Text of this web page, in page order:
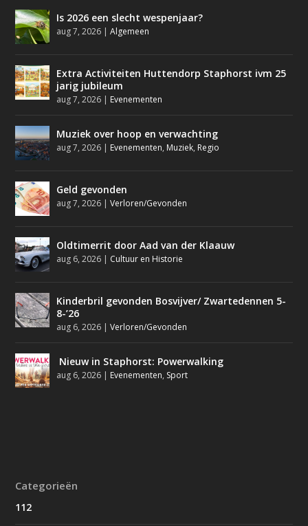
Is 2026 een slecht wespenjaar?
aug 7, 2026 |Algemeen
Extra Activiteiten Huttendorp Staphorst ivm 25
jarig jubileum
aug 7, 2026 | Evenementen
Muziek over hoop en verwachting
aug 7, 2026 | Evenementen, Muziek, Regio
Geld gevonden
aug 7, 2026 |Verloren/Gevonden
Oldtimerrit door Aad van der Klaauw
aug 6, 2026 | Cultuur en Historie
Kinderbril gevonden Bosvijver/ Zwartedennen 5-
8-’26
aug 6, 2026 |Verloren/Gevonden
Nieuw in Staphorst: Powerwalking
aug 6, 2026 | Evenementen, Sport
Categorieën
112